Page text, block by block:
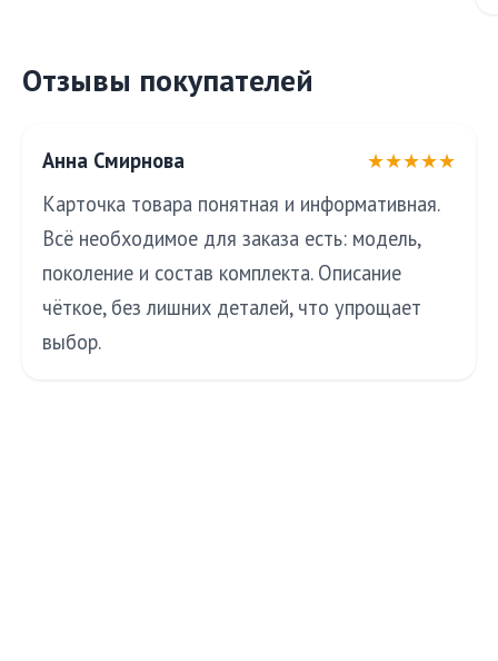
Отзывы покупателей
Анна Смирнова
★★★★★
Карточка товара понятная и информативная.
Всё необходимое для заказа есть: модель,
поколение и состав комплекта. Описание
чёткое, без лишних деталей, что упрощает
выбор.